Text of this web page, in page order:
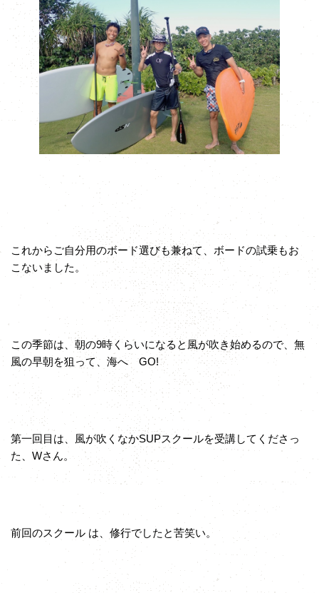
これからご自分用のボード選びも兼ねて、ボードの試乗もお
こないました。
この季節は、朝の9時くらいになると風が吹き始めるので、無
風の早朝を狙って、海へ GO!
第一回目は、風が吹くなかSUPスクールを受講してくださっ
た、Wさん。
前回のスクール は、修行でしたと苦笑い。